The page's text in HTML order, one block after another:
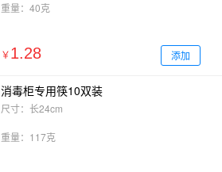
重量：40克
￥ 1.28 添加
消毒柜专用筷10双装
尺寸：长24cm
重量：117克